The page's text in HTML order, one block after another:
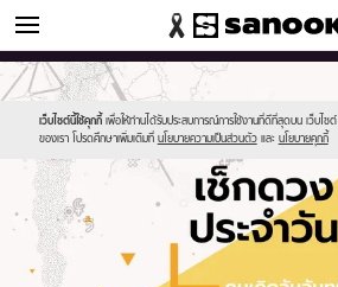
ดูดวง
เว็บไซต์นี้ใช้คุกกี้ เพื่อให้ท่านได้รับประสบการณ์การใช้งานที่ดีที่สุดบน เว็บไซต์
ของเรา โปรดศึกษาเพิ่มเติมที่ นโยบายความเป็นส่วนตัว และ นโยบายคุกกี้
Sanook
//s.isanook.com/sr/0/images/logo-
new-
sanook.png
600
60
//s.isanook.com/ho/0/ud/fxd/day/daily-
horoscope-
monday.jpg